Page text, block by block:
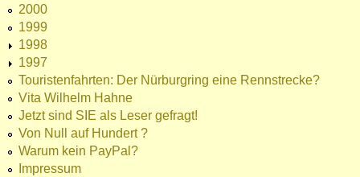
2000
1999
1998
1997
Touristenfahrten: Der Nürburgring eine Rennstrecke?
Vita Wilhelm Hahne
Jetzt sind SIE als Leser gefragt!
Von Null auf Hundert ?
Warum kein PayPal?
Impressum